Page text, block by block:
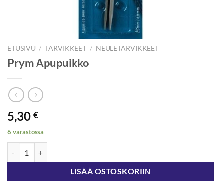
ETUSIVU / TARVIKKEET / NEULETARVIKKEET
Prym Apupuikko
5,30 €
6 varastossa
LISÄÄ OSTOSKORIIN